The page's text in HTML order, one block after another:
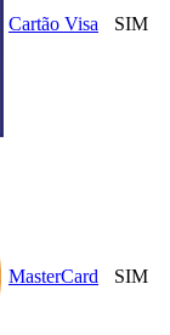
Cartão Visa SIM
MasterCard SIM